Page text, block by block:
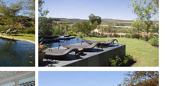
Show larger version